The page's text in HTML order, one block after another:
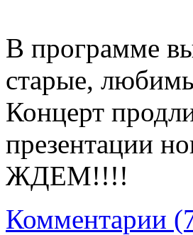
В программе
старые,
Концерт
презентации
ЖДЕМ!!!!
Комментарии